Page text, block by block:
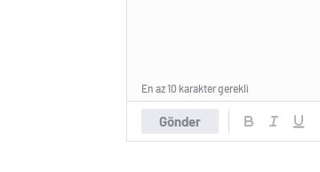
Gönder
En az 10 karakter gerekli